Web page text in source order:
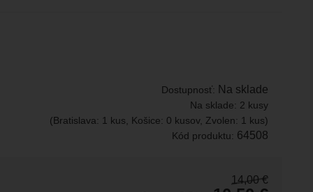
Dostupnosť: Na sklade
Na sklade: 2 kusy
(Bratislava: 1 kus, Košice: 0 kusov, Zvolen: 1 kus)
Kód produktu: 64508
14,00€